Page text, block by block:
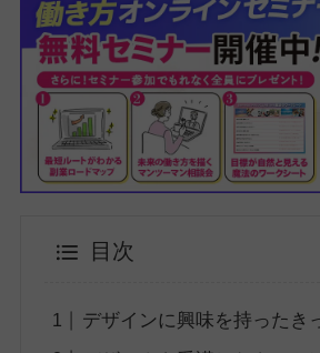
目次
デザインに興味を持ったき